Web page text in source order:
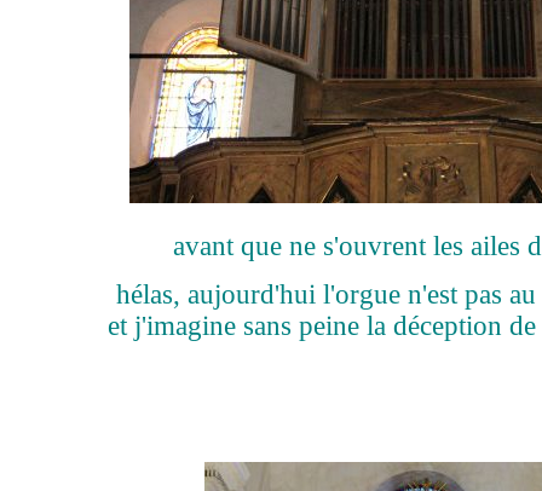
avant que ne s'ouvrent les ailes
hélas, aujourd'hui l'orgue n'est pas
et j'imagine sans peine la déception